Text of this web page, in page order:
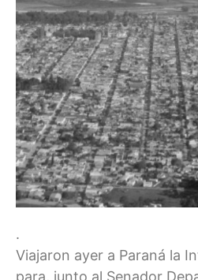
.
Viajaron ayer a Paraná la
para, junto al Senador